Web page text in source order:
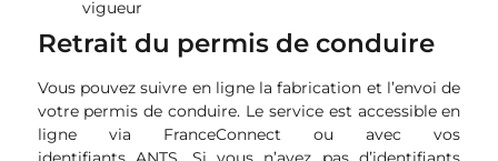
vigueur
Retrait du permis de conduire
Vous pouvez suivre en ligne la fabrication et l’envoi de
votre permis de conduire. Le service est accessible en
ligne via FranceConnect ou avec vos